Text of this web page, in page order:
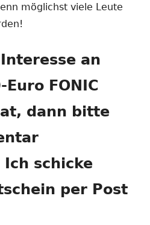
möglichst viele Leute
an
FONIC
dann bitte
schicke
per Post